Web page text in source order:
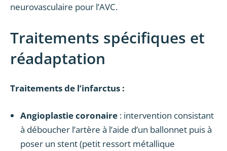
neurovasculaire pour l’AVC.
Traitements spécifiques et
réadaptation
Traitements de l’infarctus :
Angioplastie coronaire : intervention consistant
à déboucher l’artère à l’aide d’un ballonnet puis à
poser un stent (petit ressort métallique